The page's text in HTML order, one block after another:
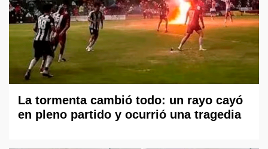
La tormenta cambió todo: un rayo cayó
en pleno partido y ocurrió una tragedia